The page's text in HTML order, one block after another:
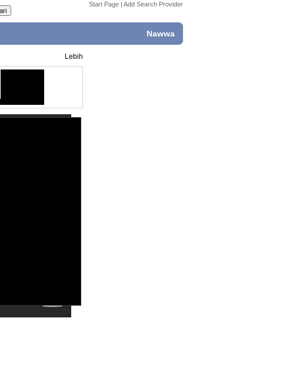
Start Page | Add Search Provider
Nawwa
Lebih